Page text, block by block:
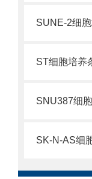
SUNE-2细
ST细胞培养
SNU387细